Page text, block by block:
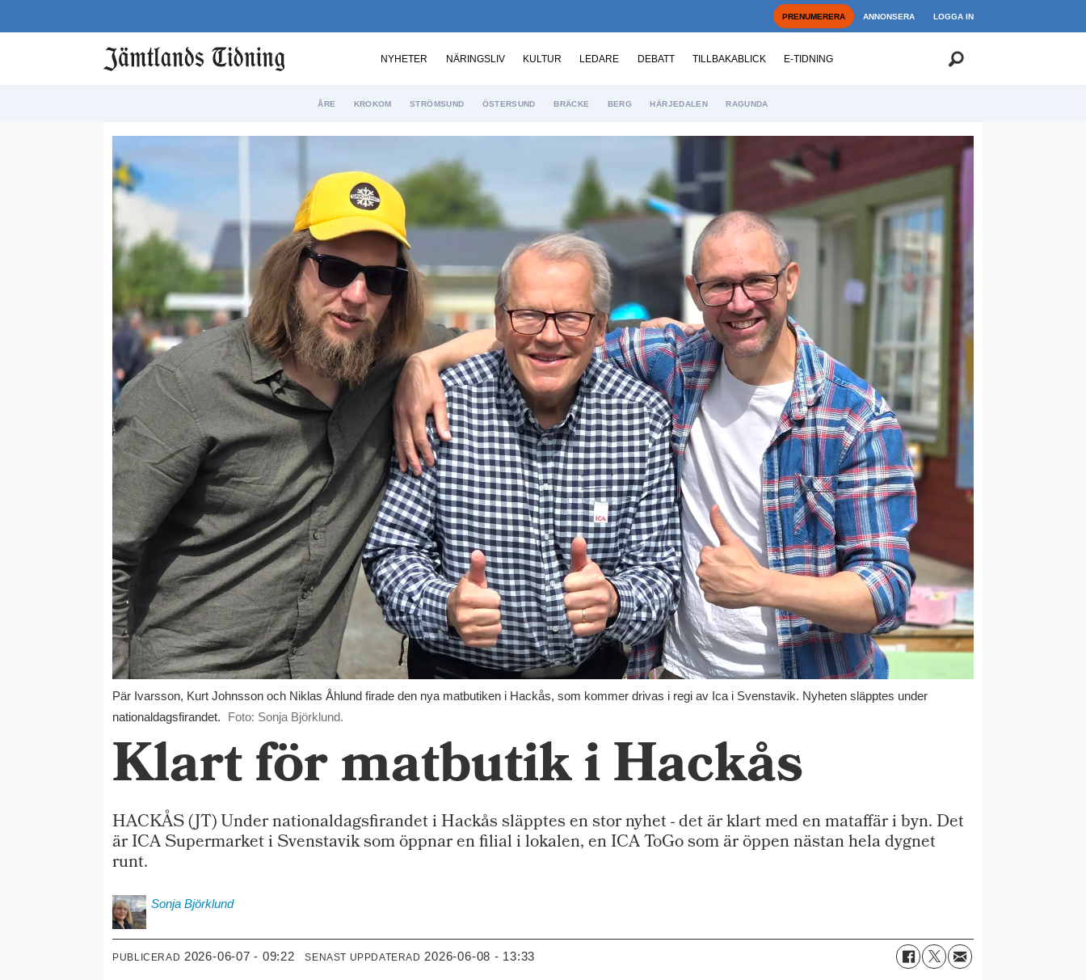
PRENUMERERA ANNONSERA LOGGA IN
NYHETER NÄRINGSLIV KULTUR LEDARE DEBATT TILLBAKABLICK E-TIDNING
ÅRE KROKOM STRÖMSUND ÖSTERSUND BRÄCKE BERG HÄRJEDALEN RAGUNDA
Pär Ivarsson, Kurt Johnsson och Niklas Åhlund firade den nya matbutiken i Hackås, som kommer drivas i regi av Ica i Svenstavik. Nyheten släpptes under
nationaldagsfirandet.
Foto: Sonja Björklund.
Klart för matbutik i Hackås
HACKÅS (JT) Under nationaldagsfirandet i Hackås släpptes en stor nyhet - det är klart med en mataffär i byn. Det
är ICA Supermarket i Svenstavik som öppnar en filial i lokalen, en ICA ToGo som är öppen nästan hela dygnet
runt.
Sonja Björklund
PUBLICERAD 2026-06-07 - 09:22 SENAST UPPDATERAD 2026-06-08 - 13:33